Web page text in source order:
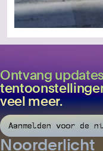
Ontvang
veel meer.
Aanmelden voor de
Noorderlicht